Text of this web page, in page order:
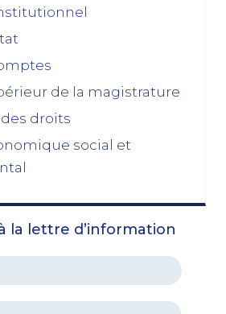
ayant fait du renoncement au
en réalité piégés eux-
sauver la Ve République
du 49, 3 : entre faiblesse et
de la magistrature
droits
social et
la lettre d’information